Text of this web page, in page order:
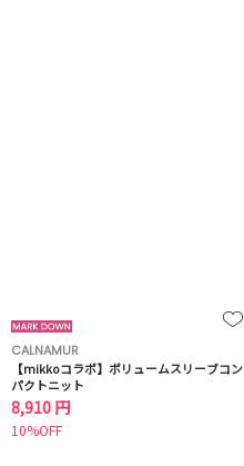
CALNAMUR
【mikkoコラボ】ボリュームスリーブコン
パクトニット
8,910 円
10%OFF